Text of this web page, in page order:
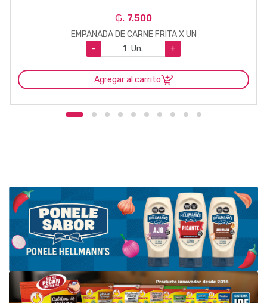
₲. 7.500
EMPANADA DE CARNE FRITA X UN
-
Un. +
Agregar al carrito